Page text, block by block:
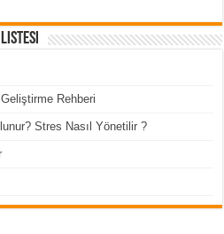
Rehberi
Stres Nasıl Yönetilir ?